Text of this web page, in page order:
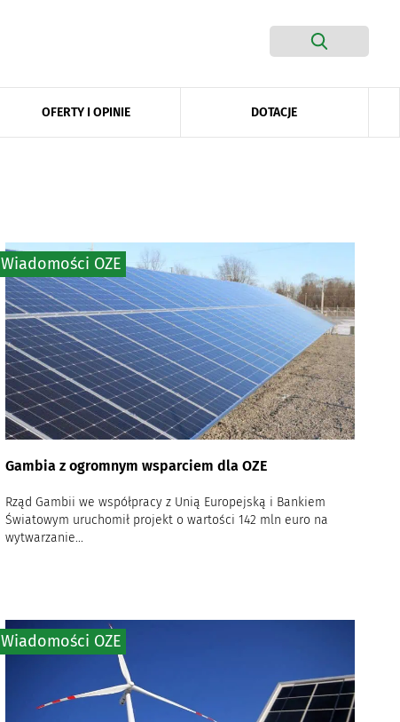
OFERTY I OPINIE DOTACJE
Gambia z ogromnym wsparciem dla OZE
Rząd Gambii we współpracy z Unią Europejską i Bankiem
Światowym uruchomił projekt o wartości 142 mln euro na
wytwarzanie...
Wiadomości OZE
Wiadomości OZE